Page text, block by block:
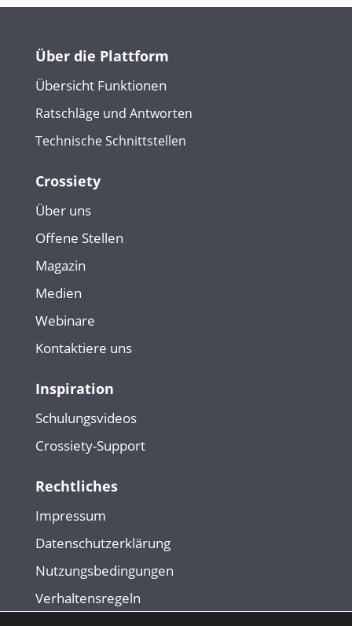
Über die Plattform
Übersicht Funktionen
Ratschläge und Antworten
Technische Schnittstellen
Crossiety
Über uns
Offene Stellen
Magazin
Medien
Webinare
Kontaktiere uns
Inspiration
Schulungsvideos
Crossiety-Support
Rechtliches
Impressum
Datenschutzerklärung
Nutzungsbedingungen
Verhaltensregeln